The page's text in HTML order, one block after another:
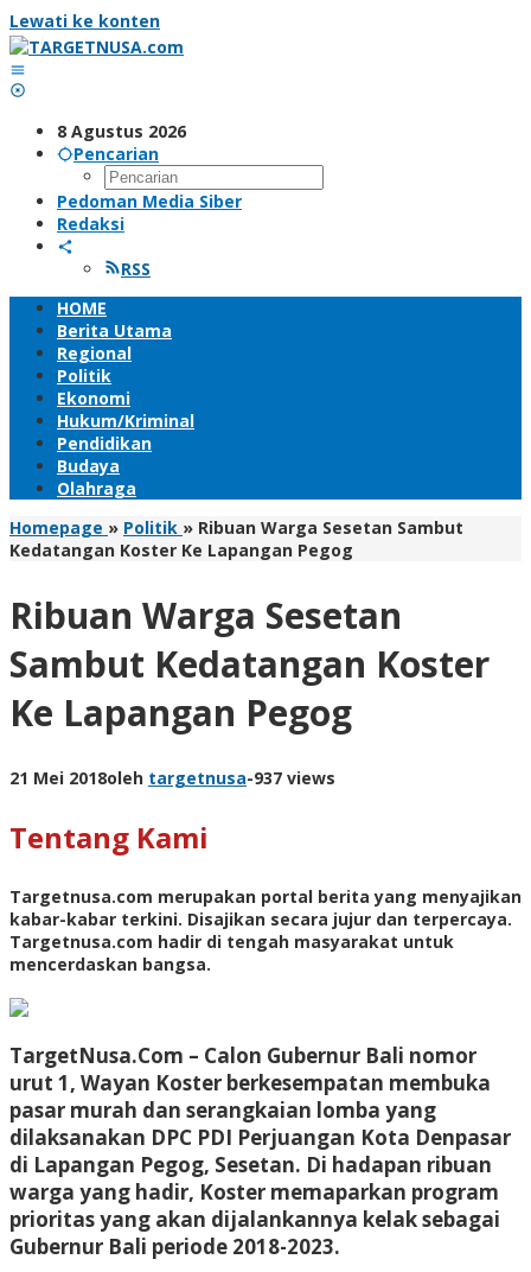
Lewati ke konten
8 Agustus 2026
Pencarian
Pedoman Media Siber
Redaksi
RSS
HOME
Berita Utama
Regional
Politik
Ekonomi
Hukum/Kriminal
Pendidikan
Budaya
Olahraga
Homepage » Politik » Ribuan Warga Sesetan Sambut
Kedatangan Koster Ke Lapangan Pegog
Ribuan Warga Sesetan
Sambut Kedatangan Koster
Ke Lapangan Pegog
21 Mei 2018oleh targetnusa-937 views
Tentang Kami
Targetnusa.com merupakan portal berita yang menyajikan
kabar-kabar terkini. Disajikan secara jujur dan terpercaya.
Targetnusa.com hadir di tengah masyarakat untuk
mencerdaskan bangsa.
TargetNusa.Com – Calon Gubernur Bali nomor
urut 1, Wayan Koster berkesempatan membuka
pasar murah dan serangkaian lomba yang
dilaksanakan DPC PDI Perjuangan Kota Denpasar
di Lapangan Pegog, Sesetan. Di hadapan ribuan
warga yang hadir, Koster memaparkan program
prioritas yang akan dijalankannya kelak sebagai
Gubernur Bali periode 2018-2023.